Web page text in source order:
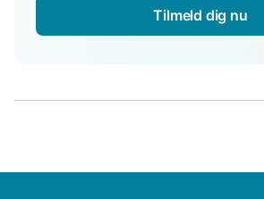
Tilmeld dig nu